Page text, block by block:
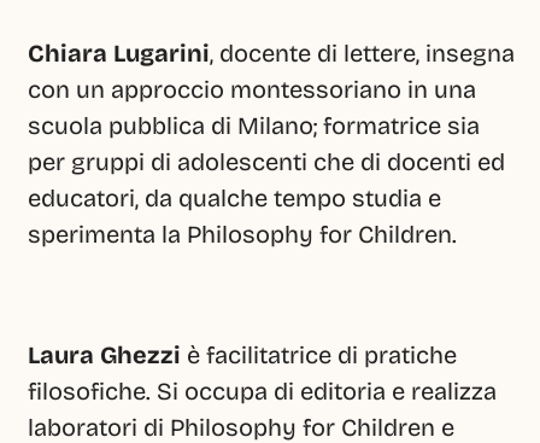
Chiara Lugarini, docente di lettere, insegna
con un approccio montessoriano in una
scuola pubblica di Milano; formatrice sia
per gruppi di adolescenti che di docenti ed
educatori, da qualche tempo studia e
sperimenta la Philosophy for Children.
Laura Ghezzi è facilitatrice di pratiche
filosofiche. Si occupa di editoria e realizza
laboratori di Philosophy for Children e